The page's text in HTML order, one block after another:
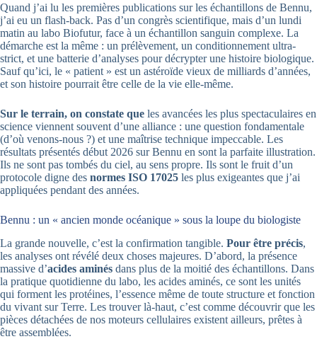
Quand j’ai lu les premières publications sur les échantillons de Bennu,
j’ai eu un flash-back. Pas d’un congrès scientifique, mais d’un lundi
matin au labo Biofutur, face à un échantillon sanguin complexe. La
démarche est la même : un prélèvement, un conditionnement ultra-
strict, et une batterie d’analyses pour décrypter une histoire biologique.
Sauf qu’ici, le « patient » est un astéroïde vieux de milliards d’années,
et son histoire pourrait être celle de la vie elle-même.
Sur le terrain, on constate que les avancées les plus spectaculaires en
science viennent souvent d’une alliance : une question fondamentale
(d’où venons-nous ?) et une maîtrise technique impeccable. Les
résultats présentés début 2026 sur Bennu en sont la parfaite illustration.
Ils ne sont pas tombés du ciel, au sens propre. Ils sont le fruit d’un
protocole digne des normes ISO 17025 les plus exigeantes que j’ai
appliquées pendant des années.
Bennu : un « ancien monde océanique » sous la loupe du biologiste
La grande nouvelle, c’est la confirmation tangible. Pour être précis,
les analyses ont révélé deux choses majeures. D’abord, la présence
massive d’acides aminés dans plus de la moitié des échantillons. Dans
la pratique quotidienne du labo, les acides aminés, ce sont les unités
qui forment les protéines, l’essence même de toute structure et fonction
du vivant sur Terre. Les trouver là-haut, c’est comme découvrir que les
pièces détachées de nos moteurs cellulaires existent ailleurs, prêtes à
être assemblées.